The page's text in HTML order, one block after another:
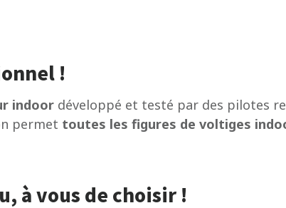
!
indoor développé et testé par des pilotes
permet toutes les figures de voltiges
à vous de choisir !